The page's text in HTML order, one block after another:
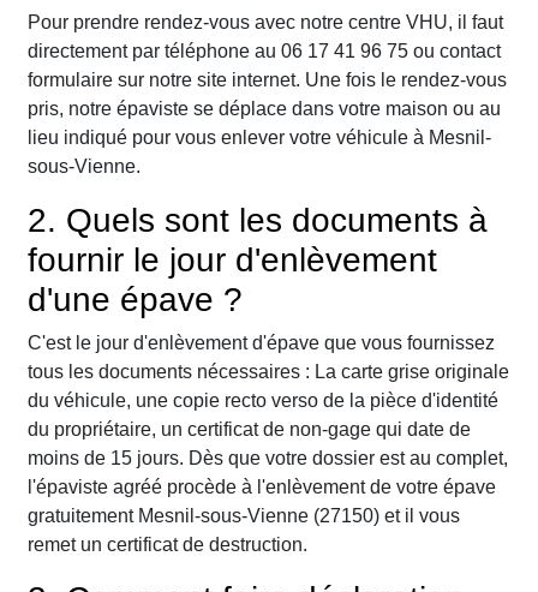
Pour prendre rendez-vous avec notre centre VHU, il faut
directement par téléphone au 06 17 41 96 75 ou contact
formulaire sur notre site internet. Une fois le rendez-vous
pris, notre épaviste se déplace dans votre maison ou au
lieu indiqué pour vous enlever votre véhicule à Mesnil-
sous-Vienne.
2. Quels sont les documents à
fournir le jour d'enlèvement
d'une épave ?
C'est le jour d'enlèvement d'épave que vous fournissez
tous les documents nécessaires : La carte grise originale
du véhicule, une copie recto verso de la pièce d'identité
du propriétaire, un certificat de non-gage qui date de
moins de 15 jours. Dès que votre dossier est au complet,
l'épaviste agréé procède à l'enlèvement de votre épave
gratuitement Mesnil-sous-Vienne (27150) et il vous
remet un certificat de destruction.